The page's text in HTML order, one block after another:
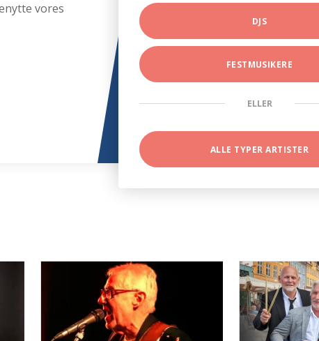
vores
DJS
FESTMUSIKERE
ELLER
ALLE TYPER ARTISTER